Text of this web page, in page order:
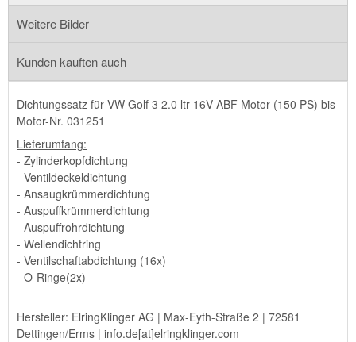
Weitere Bilder
Kunden kauften auch
Dichtungssatz für VW Golf 3 2.0 ltr 16V ABF Motor (150 PS) bis
Motor-Nr. 031251
Lieferumfang:
- Zylinderkopfdichtung
- Ventildeckeldichtung
- Ansaugkrümmerdichtung
- Auspuffkrümmerdichtung
- Auspuffrohrdichtung
- Wellendichtring
- Ventilschaftabdichtung (16x)
- O-Ringe(2x)
Hersteller: ElringKlinger AG | Max-Eyth-Straße 2 | 72581
Dettingen/Erms | info.de[at]elringklinger.com